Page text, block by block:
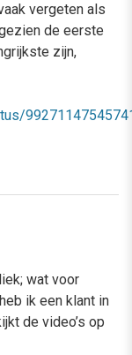
vergeten als
de eerste
zijn,
wat voor
ik een klant in
de video’s op